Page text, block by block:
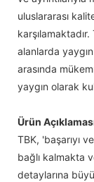
uluslararası
alanlarda
arasında
yaygın olarak
Ürün
TBK, 'başarıyı
bağlı kalmakta
detaylarına